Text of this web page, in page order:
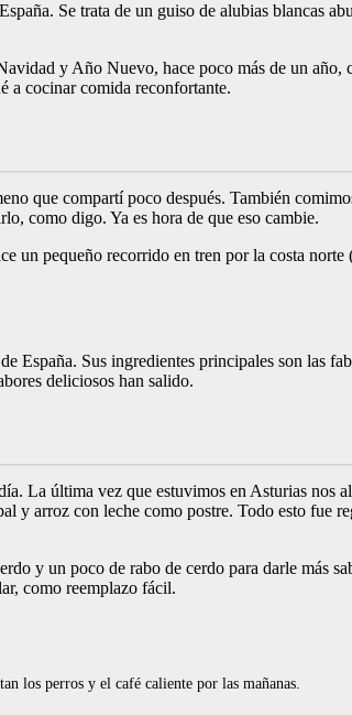
Se trata de un guiso de alubias blancas
y Año Nuevo, hace poco más de un
a cocinar comida reconfortante.
que compartí poco después. También
como digo. Ya es hora de que eso cambie.
un pequeño recorrido en tren por la costa
España. Sus ingredientes principales son las
deliciosos han salido.
La última vez que estuvimos en Asturias nos
y arroz con leche como postre. Todo esto fue
y un poco de rabo de cerdo para darle más
como reemplazo fácil.
los perros y el café caliente por las mañanas.